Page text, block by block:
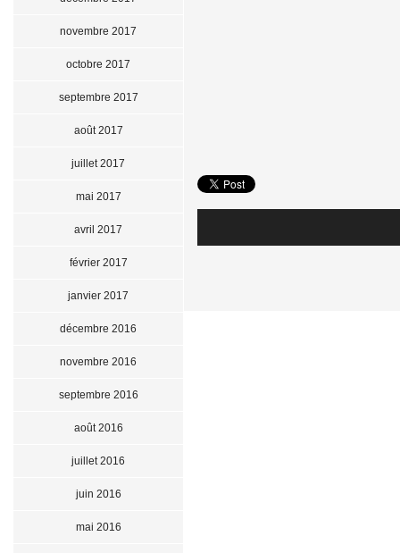
novembre 2017
octobre 2017
septembre 2017
août 2017
juillet 2017
mai 2017
avril 2017
février 2017
janvier 2017
décembre 2016
novembre 2016
septembre 2016
août 2016
juillet 2016
juin 2016
mai 2016